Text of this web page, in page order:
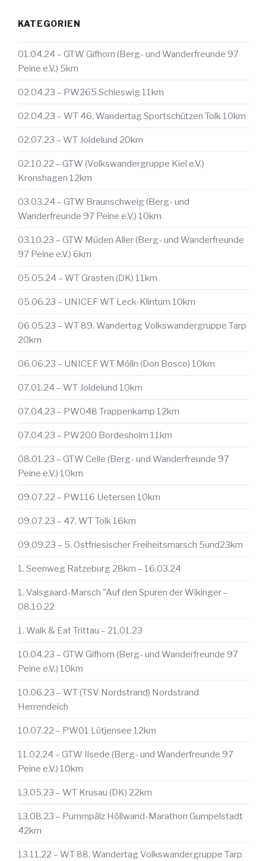
KATEGORIEN
01.04.24 – GTW Gifhorn (Berg- und Wanderfreunde 97
Peine e.V.) 5km
02.04.23 – PW265 Schleswig 11km
02.04.23 – WT 46. Wandertag Sportschützen Tolk 10km
02.07.23 – WT Joldelund 20km
02.10.22 – GTW (Volkswandergruppe Kiel e.V.)
Kronshagen 12km
03.03.24 – GTW Braunschweig (Berg- und
Wanderfreunde 97 Peine e.V.) 10km
03.10.23 – GTW Müden Aller (Berg- und Wanderfreunde
97 Peine e.V.) 6km
05.05.24 – WT Grasten (DK) 11km
05.06.23 – UNICEF WT Leck-Klintum 10km
06.05.23 – WT 89. Wandertag Volkswandergruppe Tarp
20km
06.06.23 – UNICEF WT Mölln (Don Bosco) 10km
07.01.24 – WT Joldelund 10km
07.04.23 – PW048 Trappenkamp 12km
07.04.23 – PW200 Bordesholm 11km
08.01.23 – GTW Celle (Berg- und Wanderfreunde 97
Peine e.V.) 10km
09.07.22 – PW116 Uetersen 10km
09.07.23 – 47. WT Tolk 16km
09.09.23 – 5. Ostfriesischer Freiheitsmarsch 5und23km
1. Seenweg Ratzeburg 28km – 16.03.24
1. Valsgaard-Marsch "Auf den Spuren der Wikinger –
08.10.22
1. Walk & Eat Trittau – 21.01.23
10.04.23 – GTW Gifhorn (Berg- und Wanderfreunde 97
Peine e.V.) 10km
10.06.23 – WT (TSV Nordstrand) Nordstrand
Herrendeich
10.07.22 – PW01 Lütjensee 12km
11.02.24 – GTW Ilsede (Berg- und Wanderfreunde 97
Peine e.V.) 10km
13.05.23 – WT Krusau (DK) 22km
13.08.23 – Pummpälz Höllwand-Marathon Gumpelstadt
42km
13.11.22 – WT 88. Wandertag Volkswandergruppe Tarp